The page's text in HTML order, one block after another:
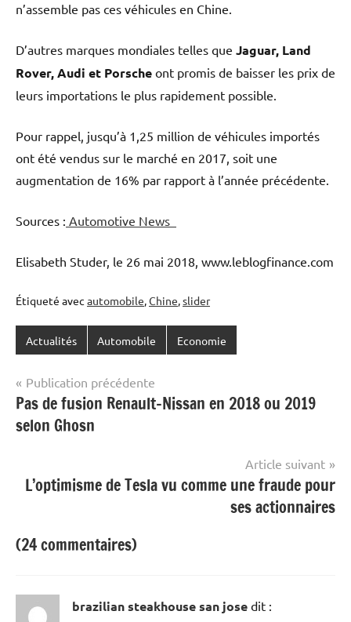
n’assemble pas ces véhicules en Chine.
D’autres marques mondiales telles que Jaguar, Land
Rover, Audi et Porsche ont promis de baisser les prix de
leurs importations le plus rapidement possible.
Pour rappel, jusqu’à 1,25 million de véhicules importés
ont été vendus sur le marché en 2017, soit une
augmentation de 16% par rapport à l’année précédente.
Sources : Automotive News
Elisabeth Studer, le 26 mai 2018, www.leblogfinance.com
Étiqueté avec automobile,Chine,slider
Actualités Automobile Economie
Navigation
de
l’article
Publication précédente
Pas de fusion Renault-Nissan en 2018 ou 2019
selon Ghosn
Article suivant
L’optimisme de Tesla vu comme une fraude pour
ses actionnaires
(24 commentaires)
brazilian steakhouse san jose dit :